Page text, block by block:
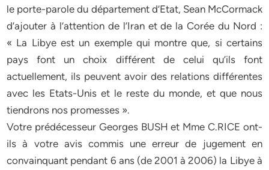
le porte-parole du département d’Etat, Sean McCormack
d’ajouter à l’attention de l’Iran et de la Corée du Nord :
« La Libye est un exemple qui montre que, si certains
pays font un choix différent de celui qu’ils font
actuellement, ils peuvent avoir des relations différentes
avec les Etats-Unis et le reste du monde, et que nous
tiendrons nos promesses ».
Votre prédécesseur Georges BUSH et Mme C.RICE ont-
ils à votre avis commis une erreur de jugement en
convainquant pendant 6 ans (de 2001 à 2006) la Libye à